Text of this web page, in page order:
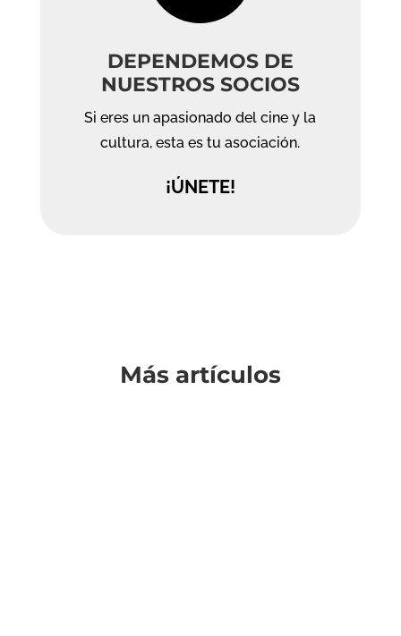
DEPENDEMOS DE
NUESTROS SOCIOS
Si eres un apasionado del cine y la
cultura, esta es tu asociación.
¡ÚNETE!
Más artículos